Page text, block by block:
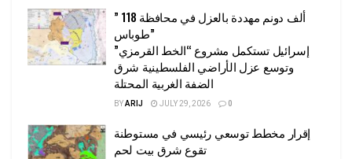
” 118 ألف دونم مهددة بالعزل في محافظة
طوباس”
إسرائيل تستكمل مشروع “الخط القرمزي”
وتوسع عزل الأراضي الفلسطينية شرق
الضفة الغربية المحتلة
BYARIJ JULY 29, 2026 0
إقرار مخطط توسعي رئيسي في مستوطنة
تقوع شرق بيت لحم